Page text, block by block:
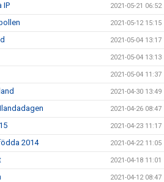
IP 2021-05-21 06:52
2021-05-12 15:15
2021-05-04 13:17
2021-05-04 13:13
2021-05-04 11:37
2021-04-30 13:49
2021-04-26 08:47
2021-04-23 11:17
2014 2021-04-22 11:05
2021-04-18 11:01
2021-04-12 08:47